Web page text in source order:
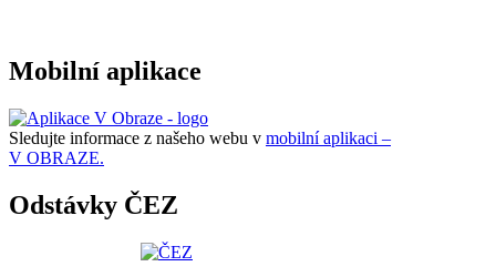
Mobilní aplikace
Sledujte informace z našeho webu v mobilní aplikaci –
V OBRAZE.
Odstávky ČEZ